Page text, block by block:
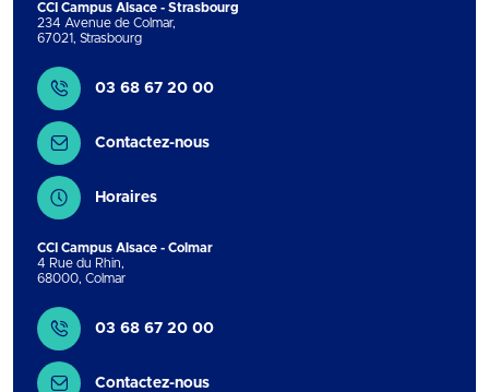
CCI Campus Alsace - Strasbourg
234 Avenue de Colmar,
67021, Strasbourg
Contact
03 68 67 20 00
Contactez-nous
Horaires
CCI Campus Alsace - Colmar
4 Rue du Rhin,
68000, Colmar
Contact
03 68 67 20 00
Contactez-nous